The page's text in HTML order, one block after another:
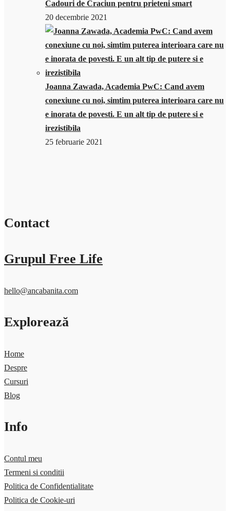
Cadouri de Craciun pentru prieteni smart
20 decembrie 2021
Joanna Zawada, Academia PwC: Cand avem
conexiune cu noi, simtim puterea interioara care nu
e inorata de povesti. E un alt tip de putere si e
irezistibila
25 februarie 2021
Contact
Grupul Free Life
hello@ancabanita.com
Explorează
Home
Despre
Cursuri
Blog
Info
Contul meu
Termeni si conditii
Politica de Confidentialitate
Politica de Cookie-uri